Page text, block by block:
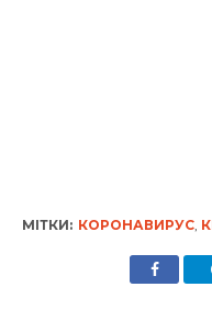
МІТКИ: КОРОНАВИРУС,